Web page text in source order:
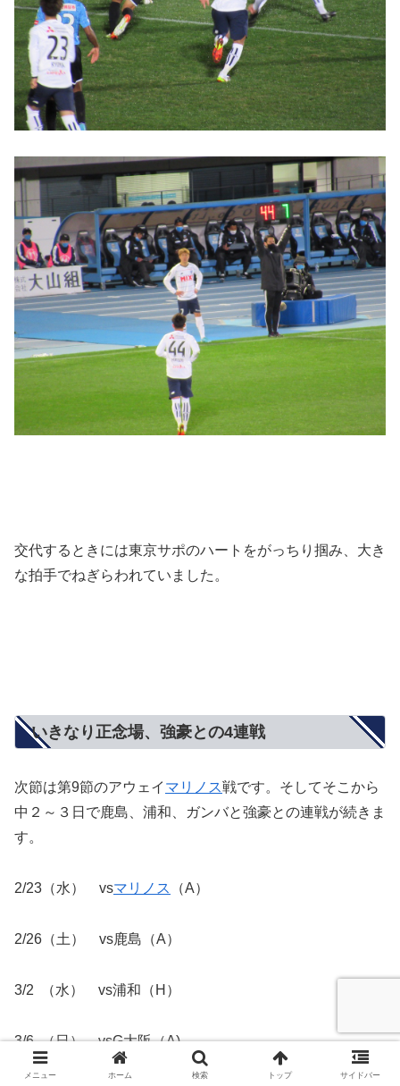
交代するときには東京サポのハートをがっちり掴み、大き
な拍手でねぎらわれていました。
いきなり正念場、強豪との4連戦
次節は第9節のアウェイ マリノス戦です。そしてそこから
中２～３日で鹿島、浦和、ガンバと強豪との連戦が続きま
す。
2/23（水） vsマリノス （A）
2/26（土） vs鹿島（A）
3/2 （水） vs浦和（H）
3/6 （日） vsG大阪（A)
メニュー ホーム 検索 トップ サイドバー